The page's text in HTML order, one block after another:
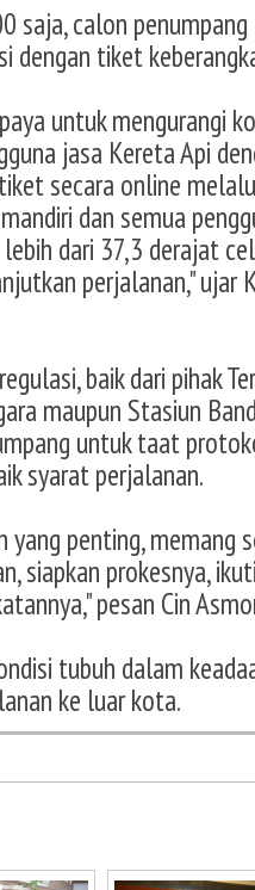
saja, calon
dengan tiket
untuk mengurangi
jasa Kereta Api
secara online
dan semua
dari 37,3 derajat
perjalanan," ujar
baik dari pihak
maupun Stasiun
untuk taat
syarat perjalanan.
penting, memang
siapkan prokesnya,
pesan Cin
tubuh dalam
ke luar kota.